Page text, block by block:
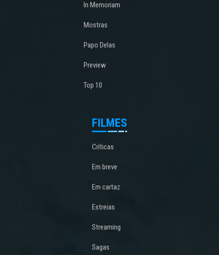
In Memoriam
Mostras
Papo Delas
Preview
Top 10
FILMES
Críticas
Em breve
Em cartaz
Estreias
Streaming
Sagas